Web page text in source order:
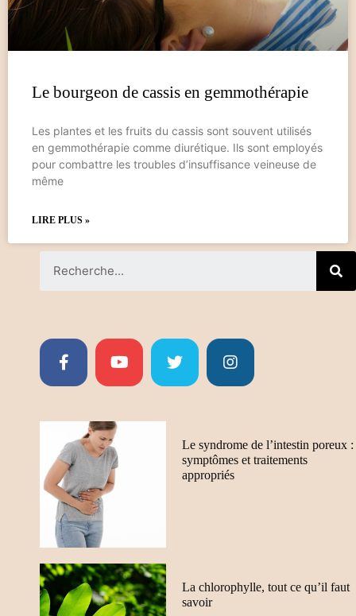
Le bourgeon de cassis en gemmothérapie
Les plantes et les fruits du cassis sont souvent utilisés
en gemmothérapie comme diurétique. Ils sont employés
pour combattre les troubles d’insuffisance veineuse de
même
LIRE PLUS »
Le syndrome de l’intestin poreux :
symptômes et traitements
appropriés
La chlorophylle, tout ce qu’il faut
savoir